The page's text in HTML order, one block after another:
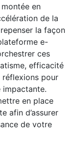
en
de la
la façon
e-
ces
efficacité
pour
impactante.
en place
afin d’assurer
de votre